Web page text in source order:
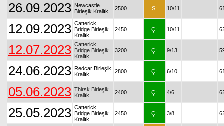
26.09.2023 Newcastle
Birleşik Krallık
2500 S: 10/11
12.09.2023 Catterick
Bridge Birleşik
Krallık
2450 Ç: 10/11
12.07.2023 Catterick
Bridge Birleşik
Krallık
3200 Ç: 9/13
24.06.2023 Redcar Birleşik
Krallık
2800 Ç: 6/10
05.06.2023 Thirsk Birleşik
Krallık
2400 Ç: 4/6
25.05.2023 Catterick
Bridge Birleşik
Krallık
2450 Ç: 3/8